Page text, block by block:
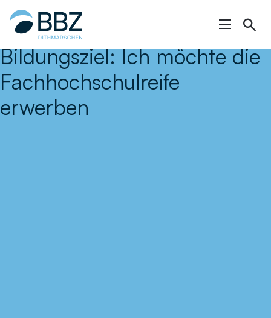
springen
Bildungsziel:Ich möchte die
Fachhochschulreife
erwerben